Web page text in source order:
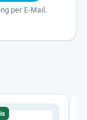
per E-Mail.